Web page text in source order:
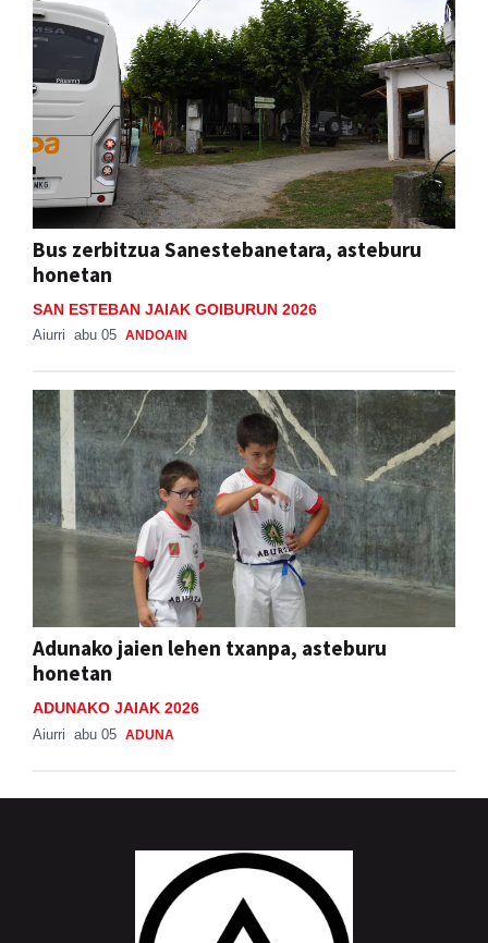
Bus zerbitzua Sanestebanetara, asteburu
honetan
SAN ESTEBAN JAIAK GOIBURUN 2026
Aiurri abu 05 ANDOAIN
Adunako jaien lehen txanpa, asteburu
honetan
ADUNAKO JAIAK 2026
Aiurri abu 05 ADUNA